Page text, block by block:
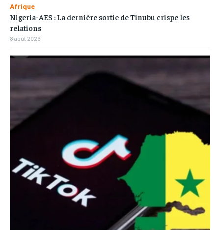
Afrique
Nigeria-AES : La dernière sortie de Tinubu crispe les
relations
8 août 2026